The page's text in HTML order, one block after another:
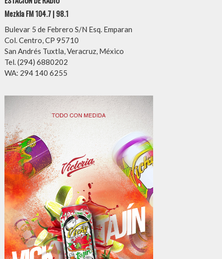
Mezkla FM 104.7 | 98.1
Bulevar 5 de Febrero S/N Esq. Emparan
Col. Centro, CP 95710
San Andrés Tuxtla, Veracruz, México
Tel. (294) 6880202
WA: 294 140 6255